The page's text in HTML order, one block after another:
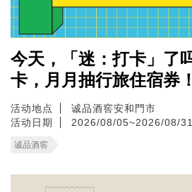
今天，「迷：打卡」了
卡，月月抽行旅住宿券！
活动地点
诚品酒窖安和門市
活动日期
2026/08/05~2026/08/31
诚品酒窖